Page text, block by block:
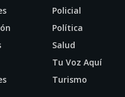
Policial
Política
Salud
Tu Voz Aquí
Turismo